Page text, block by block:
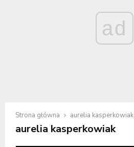
ad
Strona główna aurelia kasperkowiak
aurelia kasperkowiak